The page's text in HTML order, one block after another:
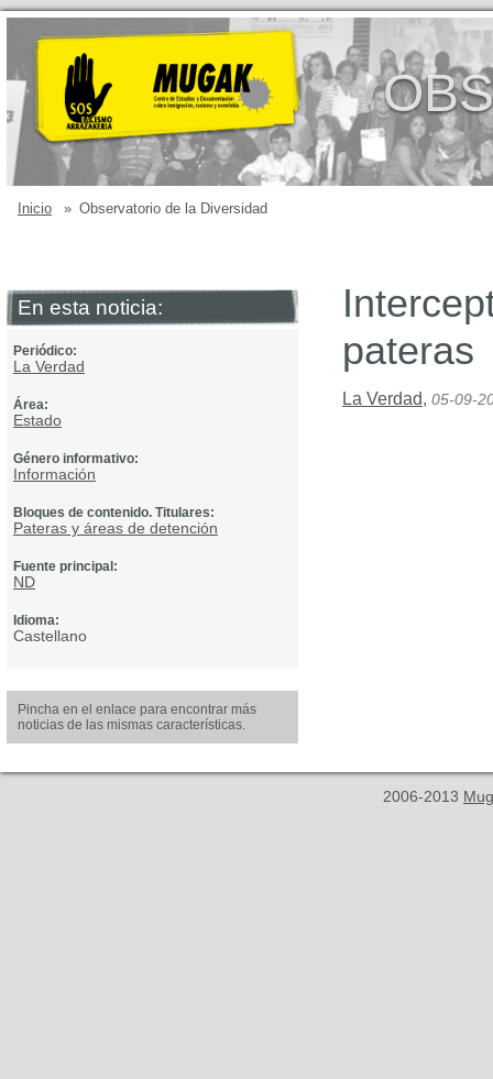
Inicio » Observatorio de la Diversidad
En esta noticia:
Periódico:
La Verdad
Área:
Estado
Género informativo:
Información
Bloques de contenido. Titulares:
Pateras y áreas de detención
Fuente principal:
ND
Idioma:
Castellano
Pincha en el enlace para encontrar más
noticias de las mismas características.
pateras
La Verdad, 05-09-
2006-2013